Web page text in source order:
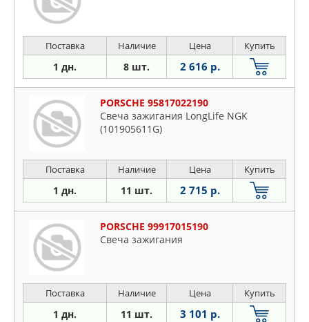
Поставка Наличие Цена Купить
1 дн. 8 шт. 2 616 р.
PORSCHE 95817022190
Свеча зажигания LongLife NGK
(101905611G)
Поставка Наличие Цена Купить
1 дн. 11 шт. 2 715 р.
PORSCHE 99917015190
Свеча зажигания
Поставка Наличие Цена Купить
1 дн. 11 шт. 3 101 р.